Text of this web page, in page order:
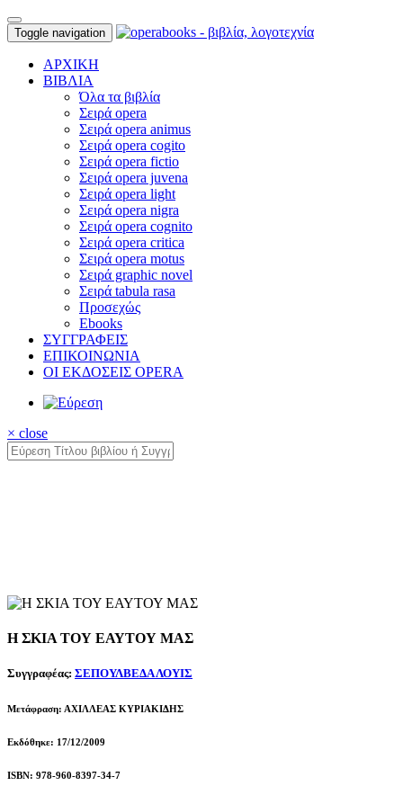
Toggle navigation
ΑΡΧΙΚΗ
ΒΙΒΛΙΑ
Όλα τα βιβλία
Σειρά opera
Σειρά opera animus
Σειρά opera cogito
Σειρά opera fictio
Σειρά opera juvena
Σειρά opera light
Σειρά opera nigra
Σειρά opera cognito
Σειρά opera critica
Σειρά opera motus
Σειρά graphic novel
Σειρά tabula rasa
Προσεχώς
Ebooks
ΣΥΓΓΡΑΦΕΙΣ
ΕΠΙΚΟΙΝΩΝΙΑ
ΟΙ ΕΚΔΟΣΕΙΣ OPERA
× close
Η ΣΚΙΑ ΤΟΥ ΕΑΥΤΟΥ ΜΑΣ
Συγγραφέας: ΣΕΠΟΥΛΒΕΔΑ ΛΟΥΙΣ
Μετάφραση: ΑΧΙΛΛΕΑΣ ΚΥΡΙΑΚΙΔΗΣ
Εκδόθηκε: 17/12/2009
ISBN: 978-960-8397-34-7